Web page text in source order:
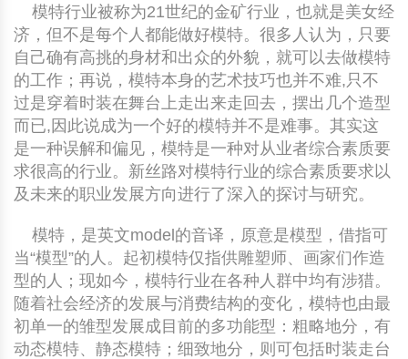
模特行业被称为21世纪的金矿行业，也就是美女经
济，但不是每个人都能做好模特。很多人认为，只要
自己确有高挑的身材和出众的外貌，就可以去做模特
的工作；再说，模特本身的艺术技巧也并不难,只不
过是穿着时装在舞台上走出来走回去，摆出几个造型
而已,因此说成为一个好的模特并不是难事。其实这
是一种误解和偏见，模特是一种对从业者综合素质要
求很高的行业。新丝路对模特行业的综合素质要求以
及未来的职业发展方向进行了深入的探讨与研究。
模特，是英文model的音译，原意是模型，借指可
当“模型”的人。起初模特仅指供雕塑师、画家们作造
型的人；现如今，模特行业在各种人群中均有涉猎。
随着社会经济的发展与消费结构的变化，模特也由最
初单一的雏型发展成目前的多功能型：粗略地分，有
动态模特、静态模特；细致地分，则可包括时装走台